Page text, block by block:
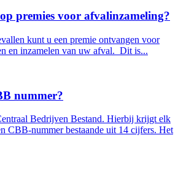
premies voor afvalinzameling?
kunt u een premie ontvangen voor
en inzamelen van uw afval. Dit is...
nummer?
Bedrijven Bestand. Hierbij krijgt elk
CBB-nummer bestaande uit 14 cijfers. Het